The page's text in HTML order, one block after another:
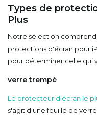
Types de
Plus
Notre sélection
protections d'écran pour
pour déterminer celle qui
verre trempé
Le protecteur d'écran le
s'agit d'une feuille de